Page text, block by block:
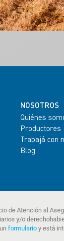
NOSOTROS
Quiénes
Productores
Trabajá con
Blog
de Atención al
y/o
formulario y está